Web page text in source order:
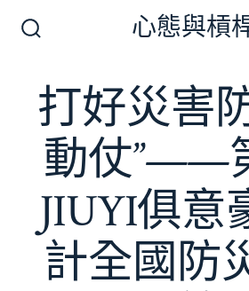
切
換
開
關
心態與槓
打好災害
動仗”——
JIUYI俱意
計全國防